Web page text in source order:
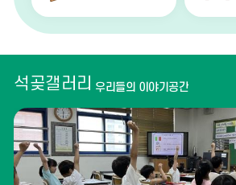
석곶갤러리 우리들의 이야기공간